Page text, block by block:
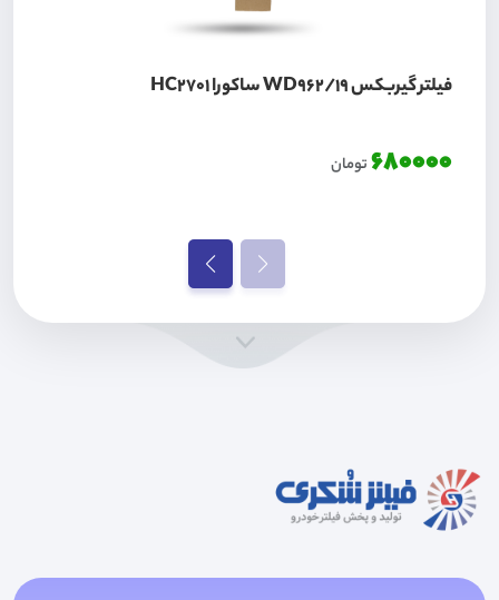
فیلتر گیربکس WD962/19 ساکورا HC2701
680000تومان